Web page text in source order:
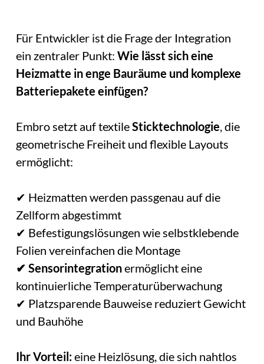
Für Entwickler ist die Frage der Integration
ein zentraler Punkt: Wie lässt sich eine
Heizmatte in enge Bauräume und komplexe
Batteriepakete einfügen?
Embro setzt auf textileSticktechnologie, die
geometrische Freiheit und flexible Layouts
ermöglicht:
✔ Heizmatten werden passgenau auf die
Zellform abgestimmt
✔ Befestigungslösungen wie selbstklebende
Folien vereinfachen die Montage
✔ Sensorintegrationermöglicht eine
kontinuierliche Temperaturüberwachung
✔ Platzsparende Bauweise reduziert Gewicht
und Bauhöhe
Ihr Vorteil:eine Heizlösung, die sich nahtlos